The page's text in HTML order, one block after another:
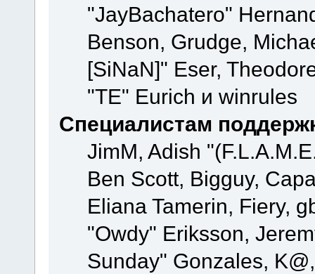
"JayBachatero"
Benson, Grudge,
[SiNaN]" Eser,
"TE" Eurich и winrules
Специалистам
JimM, Adish
Ben Scott, Bigguy,
Eliana Tamerin, Fiery,
"Owdy" Eriksson,
Sunday" Gonzales,